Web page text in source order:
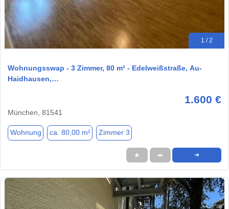
1 / 2
Wohnungsswap - 3 Zimmer, 80 m² - Edelweißstraße, Au-
Haidhausen,…
1.600 €
München, 81541
Wohnung ca. 80,00 m² Zimmer 3
★ ➦ ➜